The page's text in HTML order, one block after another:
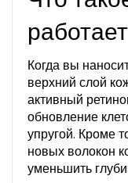
работает
Когда вы
верхний слой
активный
обновление
упругой. Кроме
новых волокон
уменьшить